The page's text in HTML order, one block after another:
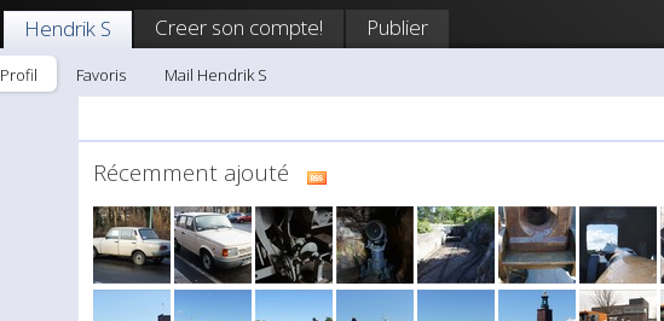
Hendrik S Creer son compte! Publier
Profil Favoris Mail Hendrik S
Récemment ajouté